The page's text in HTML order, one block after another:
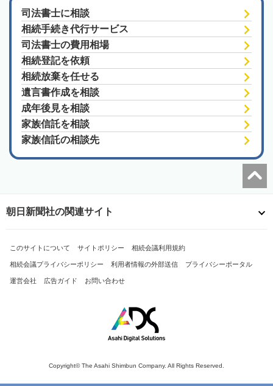
司法書士に相談
相続手続き代行サービス
司法書士の費用相場
相続登記を依頼
相続放棄を任せる
遺言書作成を相談
成年後見を相談
家族信託を相談
家族信託の相談先
朝日新聞社の関連サイト
このサイトについて サイトポリシー 相続会議利用規約
相続会議プライバシーポリシー 利用者情報の外部送信 プライバシーポータル
運営会社 広告ガイド お問い合わせ
Copyright© The Asahi Shimbun Company. All Rights Reserved.